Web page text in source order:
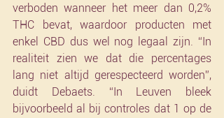
verboden wanneer het meer dan 0,2%
THC bevat, waardoor producten met
enkel CBD dus wel nog legaal zijn. “In
realiteit zien we dat die percentages
lang niet altijd gerespecteerd worden”,
duidt Debaets. “In Leuven bleek
bijvoorbeeld al bij controles dat 1 op de